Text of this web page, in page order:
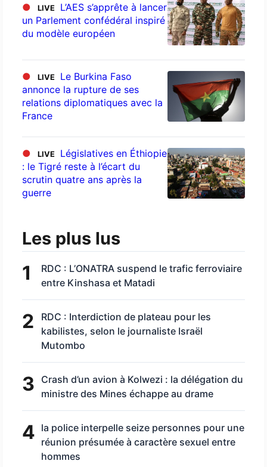
● LIVE
L’AES s’apprête à lancer
un Parlement confédéral inspiré
du modèle européen
● LIVE
Le Burkina Faso
annonce la rupture de ses
relations diplomatiques avec la
France
● LIVE
Législatives en Éthiopie
: le Tigré reste à l’écart du
scrutin quatre ans après la
guerre
Les plus lus
1
RDC : L’ONATRA suspend le trafic ferroviaire
entre Kinshasa et Matadi
2
RDC : Interdiction de plateau pour les
kabilistes, selon le journaliste Israël
Mutombo
3
Crash d’un avion à Kolwezi : la délégation du
ministre des Mines échappe au drame
4 la police interpelle seize personnes pour une
réunion présumée à caractère sexuel entre
hommes